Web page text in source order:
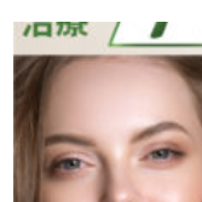
美容皮膚科か